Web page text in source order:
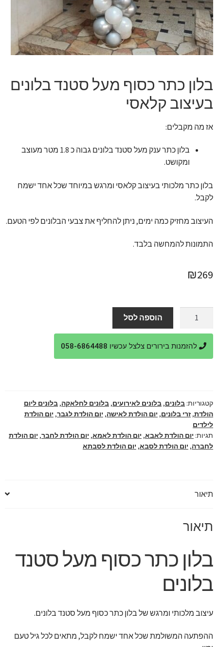
זר מתוק
בלונים בראשון לציון
תשלום
בלון כתר כסוף מעל סטנד בלונים
בעיצוב קלאסי
אז מה מקבלים:
בלון כתר ענק מעל סטנד בלונים גבוה כ 1.8 מטר מעוצב
ומקושט.
בלון כתר מלכותי בעיצוב קלאסי ומרגש במיוחד שכל אחד ישמח
לקבל.
העיצוב מחזיק כמה ימים, ניתן להחליף את צבעי הבלונים לפי הטעם.
התמונות להמחשה בלבד.
₪269
בלון
כתר
כסוף
בעיצוב
קלאסי
הוספה לסל
להזמנות בירורים צלצל עכשיו 058-6864488
קטגוריות: בלונים, בלונים לאירועים, בלונים לחלאקה, בלונים ליום
הולדת, זרי בלונים, יום הולדת לאישה, יום הולדת לגבר, יום הולדת
לילדים
תגיות: יום הולדת לאבא, יום הולדת לאמא, יום הולדת לחבר, יום הולדת
לחברה, יום הולדת לסבא, יום הולדת לסבתא
תיאור
תיאור
בלון כתר כסוף מעל סטנד
בלונים
עיצוב מלכותי ומרגש של בלון כתר כסוף מעל סטנד בלונים.
ההפתעה המשולמת שכל אחד ישמח לקבל, מתאים לכל גיל טעם